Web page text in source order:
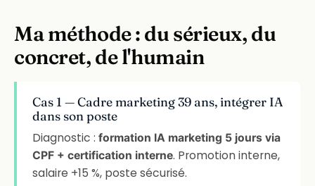
Ma méthode : du sérieux, du
concret, de l'humain
Cas 1 — Cadre marketing 39 ans, intégrer IA
dans son poste
Diagnostic :formation IA marketing 5 jours via
CPF + certification interne. Promotion interne,
salaire +15 %, poste sécurisé.